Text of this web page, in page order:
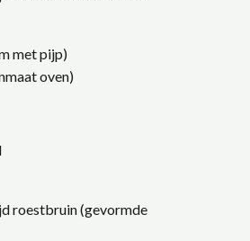
met pijp)
oven)
roestbruin (gevormde